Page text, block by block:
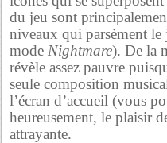
du jeu sont
niveaux qui parsèment
mode Nightmare). De la
révèle assez pauvre
seule composition
l’écran d’accueil (vous
heureusement, le plaisir
attrayante.